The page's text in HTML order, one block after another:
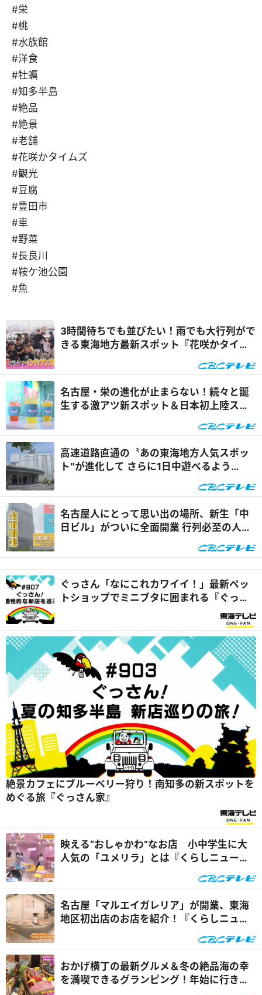
#栄
#桃
#水族館
#洋食
#牡蠣
#知多半島
#絶品
#絶景
#老舗
#花咲かタイムズ
#観光
#豆腐
#豊田市
#車
#野菜
#長良川
#鞍ケ池公園
#魚
3時間待ちでも並びたい！雨でも大行列がで
きる東海地方最新スポット『花咲かタイム
名古屋・栄の進化が止まらない！続々と誕
生する激アツ新スポット＆日本初上陸スイ
高速道路直通の〝あの東海地方人気スポッ
ト″が進化して さらに1日中遊べるよう
名古屋人にとって思い出の場所、新生「中
日ビル」がついに全面開業 行列必至の人気
ぐっさん「なにこれカワイイ！」最新ペッ
トショップでミニブタに囲まれる『ぐっさ
絶景カフェにブルーベリー狩り！南知多の新スポットを
めぐる旅『ぐっさん家』
映える“おしゃかわ”なお店 小中学生に大
人気の「ユメリラ」とは『くらしニュー
名古屋「マルエイガレリア」が開業、東海
地区初出店のお店を紹介！『くらしニュー
おかげ横丁の最新グルメ＆冬の絶品海の幸
を満喫できるグランピング！年始に行きた